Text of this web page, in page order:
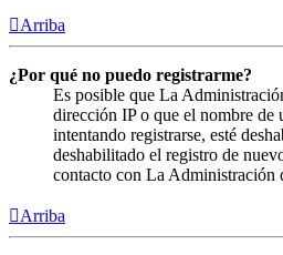
Arriba
¿Por qué no puedo registrarme?
Es posible que La
dirección IP o que el nombre de
intentando registrarse, esté
deshabilitado el registro de
contacto con La Administración
Arriba